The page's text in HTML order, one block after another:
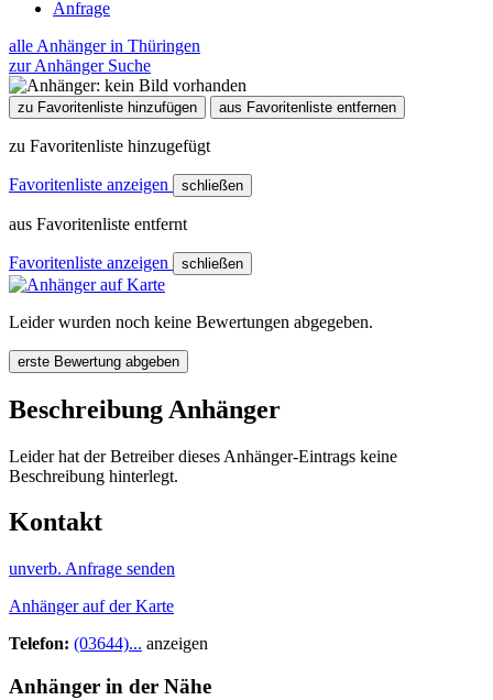
Anfrage
alle Anhänger in Thüringen
zur Anhänger Suche
zu Favoritenliste hinzufügen aus Favoritenliste entfernen
zu Favoritenliste hinzugefügt
Favoritenliste anzeigen schließen
aus Favoritenliste entfernt
Favoritenliste anzeigen schließen
Leider wurden noch keine Bewertungen abgegeben.
erste Bewertung abgeben
Beschreibung Anhänger
Leider hat der Betreiber dieses Anhänger-Eintrags keine
Beschreibung hinterlegt.
Kontakt
unverb. Anfrage senden
Anhänger auf der Karte
Telefon: (03644)... anzeigen
Anhänger in der Nähe